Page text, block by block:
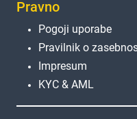
Pravno
Pogoji uporabe
Pravilnik o
Impresum
KYC & AML